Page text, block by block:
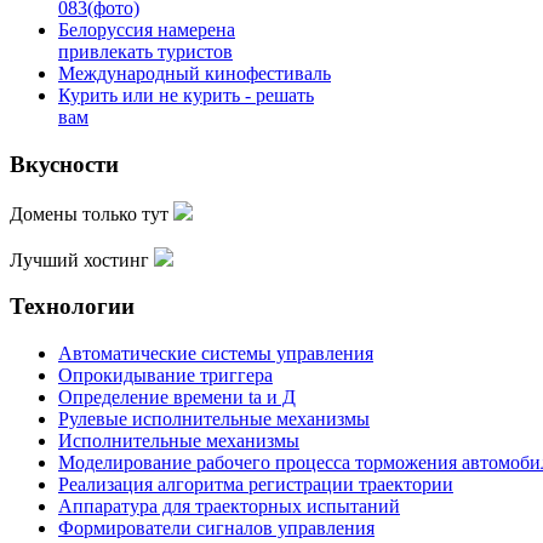
083(фото)
Белоруссия намерена
привлекать туристов
Международный кинофестиваль
Курить или не курить - решать
вам
Вкусности
Домены только тут
Лучший хостинг
Технологии
Автоматические системы управления
Опрокидывание триггера
Определение времени ta и Д
Рулевые исполнительные механизмы
Исполнительные механизмы
Моделирование рабочего процесса торможения
Реализация алгоритма регистрации траектории
Аппаратура для траекторных испытаний
Формирователи сигналов управления